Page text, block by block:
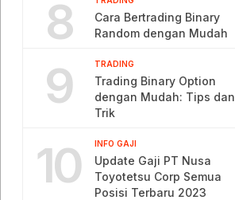
8
Cara Bertrading Binary
Random dengan Mudah
9 TRADING
Trading Binary Option
dengan Mudah: Tips dan
Trik
10 INFO GAJI
Update Gaji PT Nusa
Toyotetsu Corp Semua
Posisi Terbaru 2023